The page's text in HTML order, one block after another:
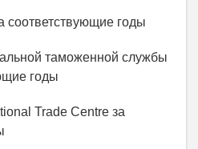
соответствующие годы
таможенной службы
годы
Trade Centre за